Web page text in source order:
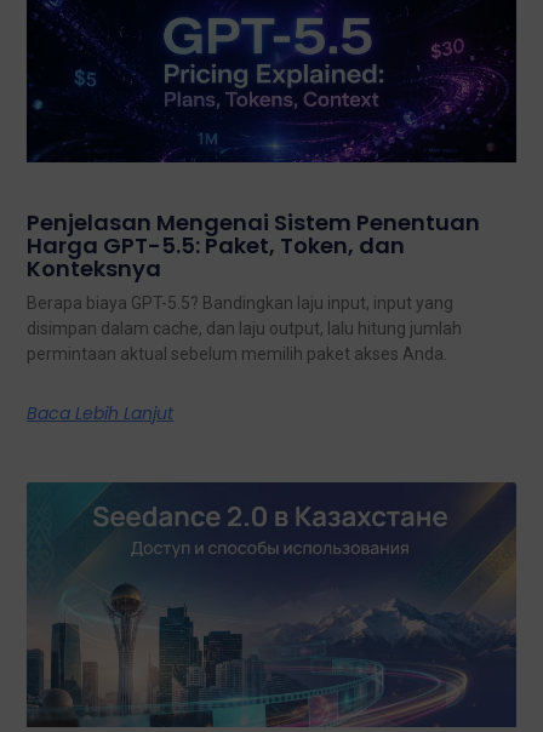
Penjelasan Mengenai Sistem Penentuan
Harga GPT-5.5: Paket, Token, dan
Konteksnya
Berapa biaya GPT-5.5? Bandingkan laju input, input yang
disimpan dalam cache, dan laju output, lalu hitung jumlah
permintaan aktual sebelum memilih paket akses Anda.
Baca Lebih Lanjut